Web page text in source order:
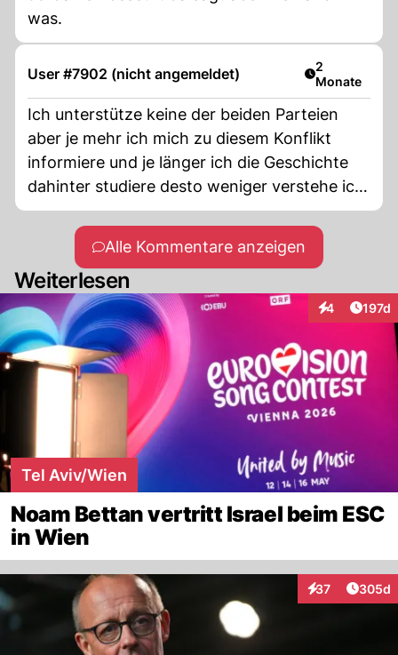
was.
User #7902 (nicht angemeldet) Artikel
2
Monate
Ich unterstütze keine der beiden Parteien
aber je mehr ich mich zu diesem Konflikt
informiere und je länger ich die Geschichte
dahinter studiere desto weniger verstehe ich
die arabische (palästinensische) Seite.
Alle Kommentare anzeigen
Weiterlesen
4
Interaktionen
197d
Tel Aviv/Wien
Noam Bettan vertritt Israel beim ESC
in Wien
37
Interaktionen
305d